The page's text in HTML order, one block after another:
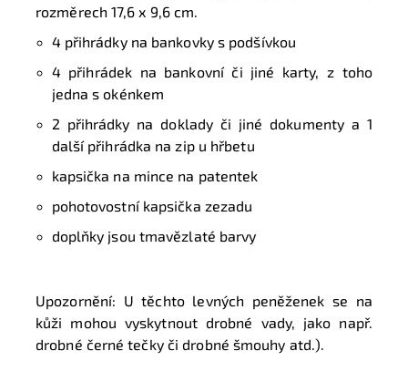
rozměrech 17,6 x 9,6 cm.
4 přihrádky na bankovky s podšívkou
4 přihrádek na bankovní či jiné karty, z toho
jedna s okénkem
2 přihrádky na doklady či jiné dokumenty a 1
další přihrádka na zip u hřbetu
kapsička na mince na patentek
pohotovostní kapsička zezadu
doplňky jsou tmavězlaté barvy
Upozornění: U těchto levných peněženek se na
kůži mohou vyskytnout drobné vady, jako např.
drobné černé tečky či drobné šmouhy atd.).